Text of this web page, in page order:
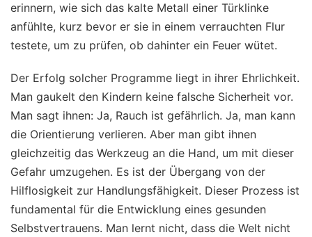
erinnern, wie sich das kalte Metall einer Türklinke
anfühlte, kurz bevor er sie in einem verrauchten Flur
testete, um zu prüfen, ob dahinter ein Feuer wütet.
Der Erfolg solcher Programme liegt in ihrer Ehrlichkeit.
Man gaukelt den Kindern keine falsche Sicherheit vor.
Man sagt ihnen: Ja, Rauch ist gefährlich. Ja, man kann
die Orientierung verlieren. Aber man gibt ihnen
gleichzeitig das Werkzeug an die Hand, um mit dieser
Gefahr umzugehen. Es ist der Übergang von der
Hilflosigkeit zur Handlungsfähigkeit. Dieser Prozess ist
fundamental für die Entwicklung eines gesunden
Selbstvertrauens. Man lernt nicht, dass die Welt nicht